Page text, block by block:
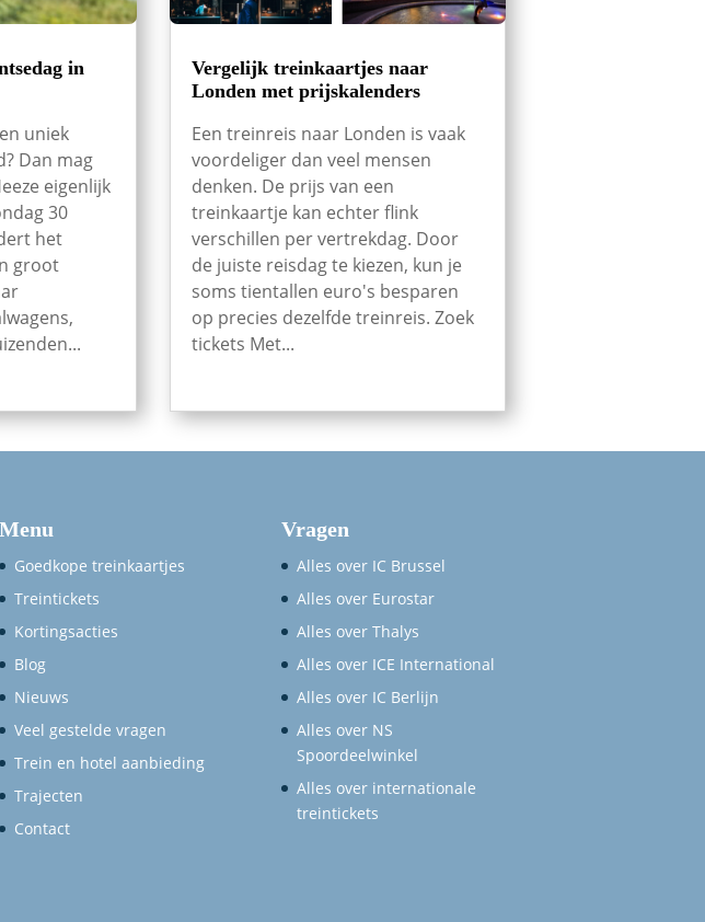
in
uniek
Dan mag
eigenlijk
30
het
groot
Vergelijk treinkaartjes naar
Londen met prijskalenders
Een treinreis naar Londen is vaak
voordeliger dan veel mensen
denken. De prijs van een
treinkaartje kan echter flink
verschillen per vertrekdag. Door
de juiste reisdag te kiezen, kun je
soms tientallen euro's besparen
op precies dezelfde treinreis. Zoek
tickets Met...
Menu
Goedkope treinkaartjes
Treintickets
Kortingsacties
Blog
Nieuws
Veel gestelde vragen
Trein en hotel aanbieding
Trajecten
Contact
Vragen
Alles over IC Brussel
Alles over Eurostar
Alles over Thalys
Alles over ICE International
Alles over IC Berlijn
Alles over NS
Spoordeelwinkel
Alles over internationale
treintickets